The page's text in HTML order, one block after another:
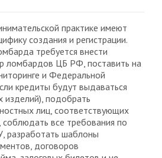
практике имеют
создания и регистрации.
требуется внести
ломбардов ЦБ РФ, поставить на
и Федеральной
кредиты будут выдаваться
изделий), подобрать
лиц, соответствующих
все требования по
шаблоны
договоров